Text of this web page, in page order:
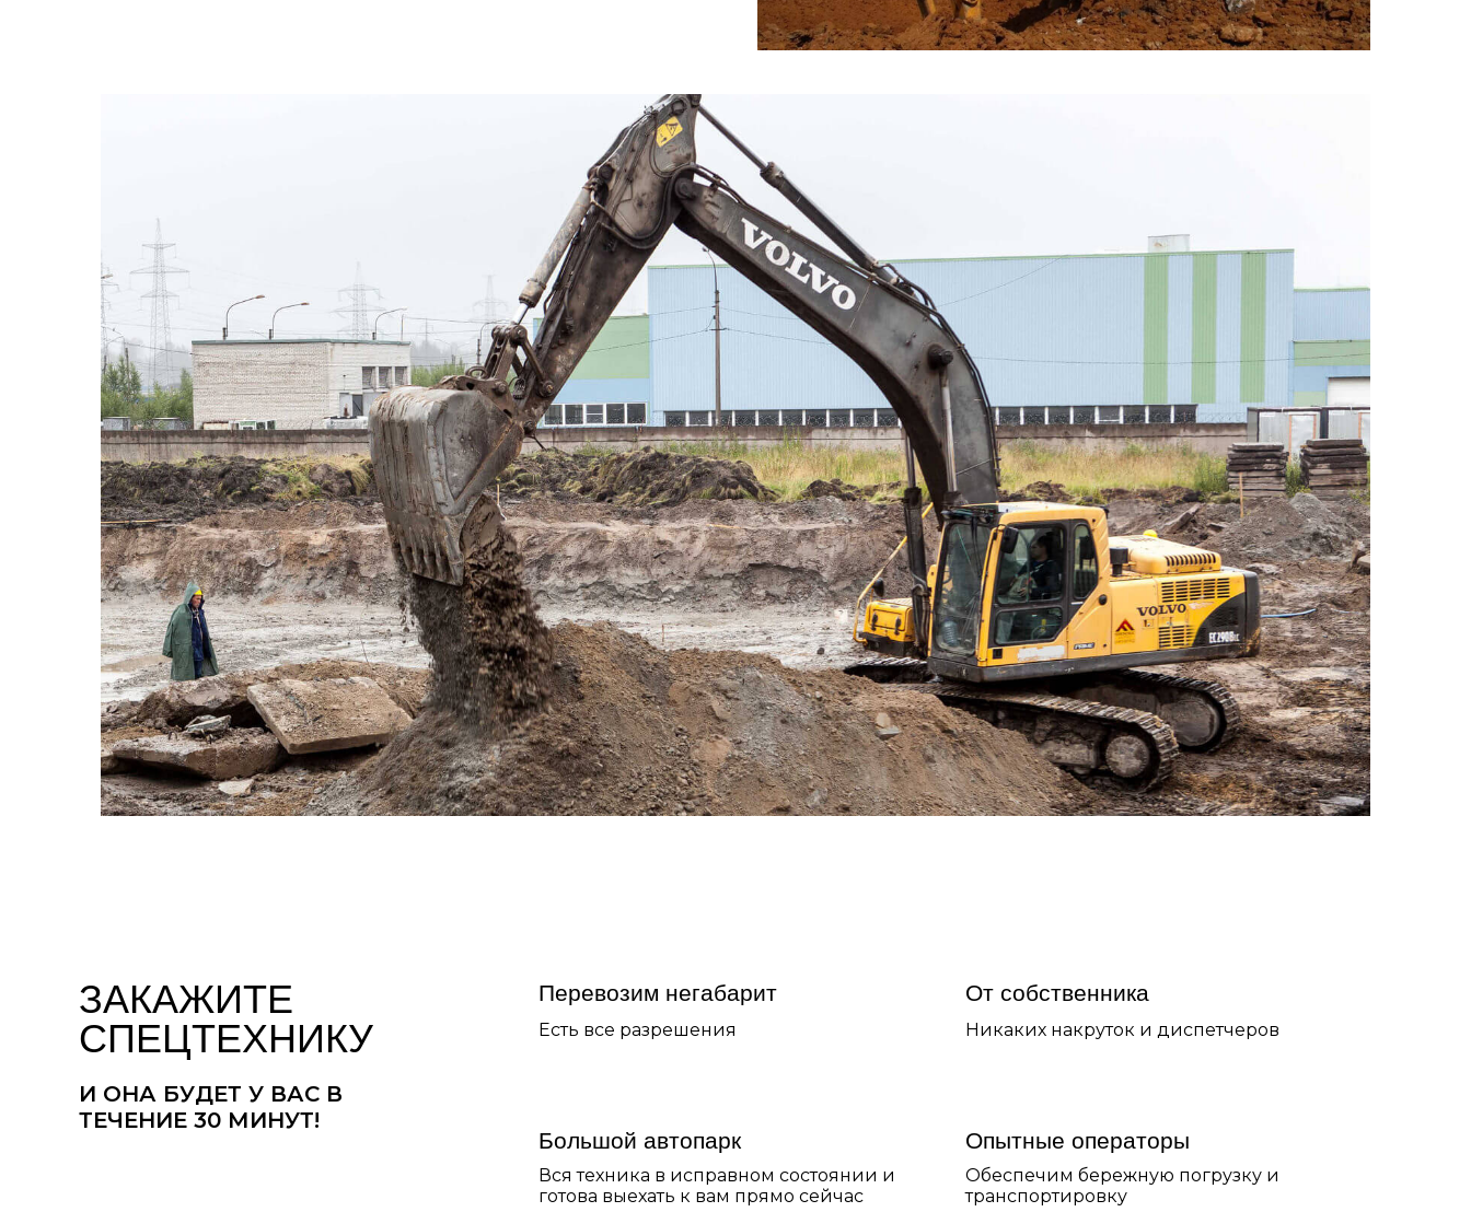
ЗАКАЖИТЕ
СПЕЦТЕХНИКУ
И ОНА БУДЕТ У ВАС В
ТЕЧЕНИЕ 30 МИНУТ!
Перевозим негабарит
Есть все разрешения
От собственника
Никаких накруток и диспетчеров
Большой автопарк
Вся техника в исправном состоянии и
готова выехать к вам прямо сейчас
Опытные операторы
Обеспечим бережную погрузку и
транспортировку